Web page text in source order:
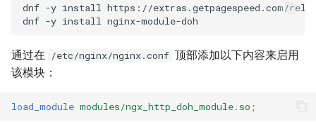
$device_type
$is_ai_crawler
$is_console
consul-event
consul
cookie
core
RHEL 和 CentOS 的 RPM 包
RHEL、CentOS、Rocky Linux
和 AlmaLinux 上安装
dnf -y install
https://extras.getpagespeed.com/
dnf -y install
通过在 /etc/nginx/nginx.conf 顶部添加以下内容来启用
该模块：
load_module modules/ngx_http_doh_module.so ;